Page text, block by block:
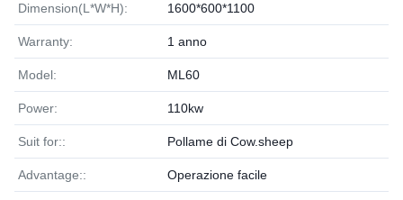
Dimension(L*W*H): 1600*600*1100
Warranty: 1 anno
Model: ML60
Power: 110kw
Suit for:: Pollame di Cow.sheep
Advantage:: Operazione facile